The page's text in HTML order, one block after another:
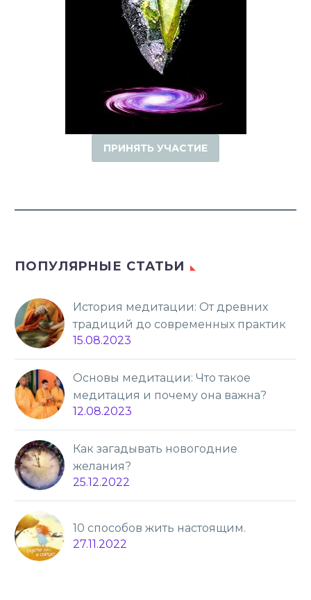
ПРИНЯТЬ УЧАСТИЕ
ПОПУЛЯРНЫЕ СТАТЬИ
История медитации: От древних
традиций до современных практик
15.08.2023
Основы медитации: Что такое
медитация и почему она важна?
12.08.2023
Как загадывать новогодние
желания?
25.12.2022
10 способов жить настоящим.
27.11.2022